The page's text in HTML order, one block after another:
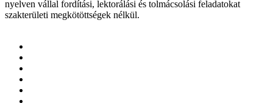
nyelven vállal fordítási, lektorálási és tolmácsolási feladatokat
szakterületi megkötöttségek nélkül.